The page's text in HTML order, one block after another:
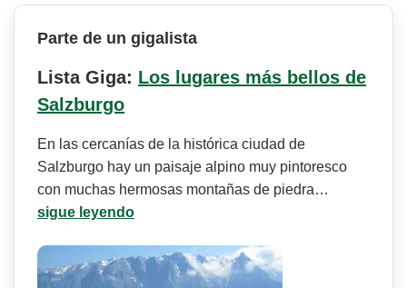
Parte de un gigalista
Lista Giga: Los lugares más bellos de
Salzburgo
En las cercanías de la histórica ciudad de
Salzburgo hay un paisaje alpino muy pintoresco
con muchas hermosas montañas de piedra…
sigue leyendo